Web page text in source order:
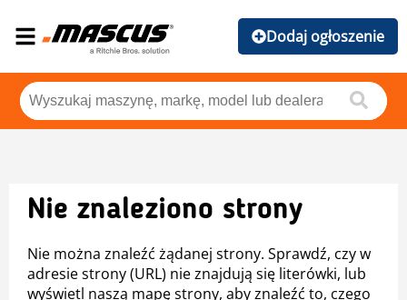
Dodaj ogłoszenie
Nie znaleziono strony
Nie można znaleźć żądanej strony. Sprawdź, czy w
adresie strony (URL) nie znajdują się literówki, lub
wyświetl naszą mapę strony, aby znaleźć to, czego